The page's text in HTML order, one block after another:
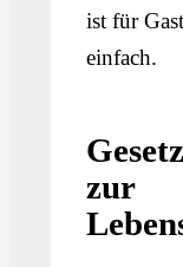
ist für
einfach.
zur